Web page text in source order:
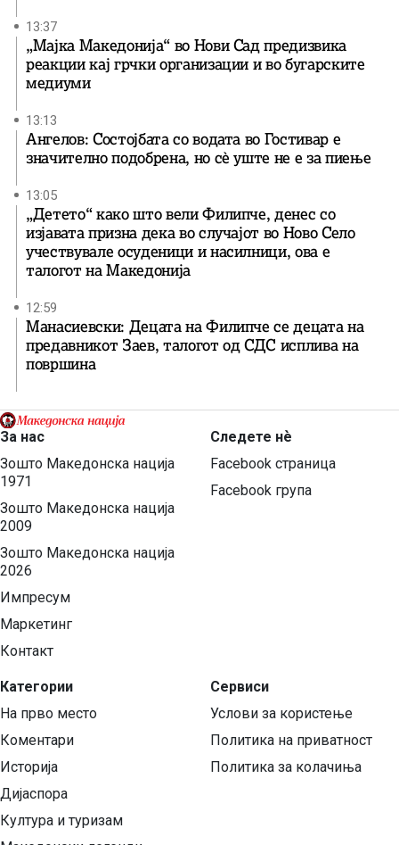
13:37
„Мајка Македонија“ во Нови Сад предизвика
реакции кај грчки организации и во бугарските
медиуми
13:13
Ангелов: Состојбата со водата во Гостивар е
значително подобрена, но сè уште не е за пиење
13:05
„Детето“ како што вели Филипче, денес со
изјавата призна дека во случајот во Ново Село
учествувале осуденици и насилници, ова е
талогот на Македонија
12:59
Манасиевски: Децата на Филипче се децата на
предавникот Заев, талогот од СДС исплива на
површина
За нас
Зошто Македонска нација
1971
Зошто Македонска нација
2009
Зошто Македонска нација
2026
Импресум
Маркетинг
Контакт
Категории
На прво место
Коментари
Историја
Дијаспора
Култура и туризам
Следете нѐ
Facebook страница
Facebook група
Сервиси
Услови за користење
Политика на приватност
Политика за колачиња